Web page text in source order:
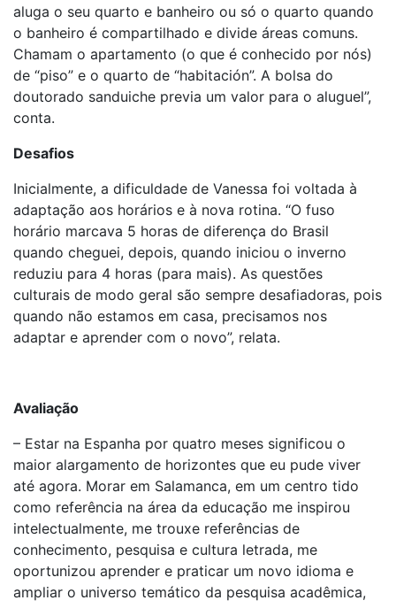
aluga o seu quarto e banheiro ou só o quarto quando
o banheiro é compartilhado e divide áreas comuns.
Chamam o apartamento (o que é conhecido por nós)
de “piso” e o quarto de “habitación”. A bolsa do
doutorado sanduiche previa um valor para o aluguel”,
conta.
Desafios
Inicialmente, a dificuldade de Vanessa foi voltada à
adaptação aos horários e à nova rotina. “O fuso
horário marcava 5 horas de diferença do Brasil
quando cheguei, depois, quando iniciou o inverno
reduziu para 4 horas (para mais). As questões
culturais de modo geral são sempre desafiadoras, pois
quando não estamos em casa, precisamos nos
adaptar e aprender com o novo”, relata.
Avaliação
– Estar na Espanha por quatro meses significou o
maior alargamento de horizontes que eu pude viver
até agora. Morar em Salamanca, em um centro tido
como referência na área da educação me inspirou
intelectualmente, me trouxe referências de
conhecimento, pesquisa e cultura letrada, me
oportunizou aprender e praticar um novo idioma e
ampliar o universo temático da pesquisa acadêmica,